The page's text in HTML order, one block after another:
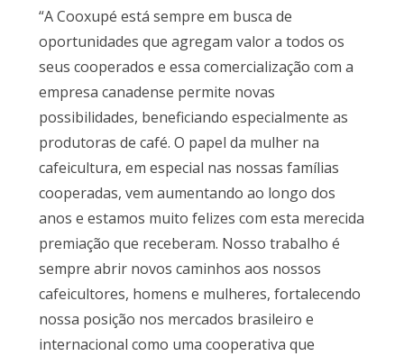
“A Cooxupé está sempre em busca de
oportunidades que agregam valor a todos os
seus cooperados e essa comercialização com a
empresa canadense permite novas
possibilidades, beneficiando especialmente as
produtoras de café. O papel da mulher na
cafeicultura, em especial nas nossas famílias
cooperadas, vem aumentando ao longo dos
anos e estamos muito felizes com esta merecida
premiação que receberam. Nosso trabalho é
sempre abrir novos caminhos aos nossos
cafeicultores, homens e mulheres, fortalecendo
nossa posição nos mercados brasileiro e
internacional como uma cooperativa que